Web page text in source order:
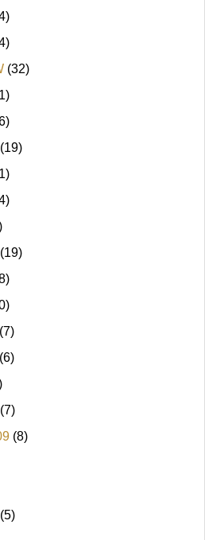
(32)
(19)
(19)
(7)
(6)
(7)
(8)
(5)